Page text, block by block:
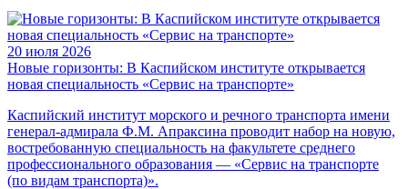
20 июля 2026
Новые горизонты: В Каспийском институте открывается
новая специальность «Сервис на транспорте»
Каспийский институт морского и речного транспорта имени
генерал-адмирала Ф.М. Апраксина проводит набор на новую,
востребованную специальность на факультете среднего
профессионального образования — «Сервис на транспорте
(по видам транспорта)».